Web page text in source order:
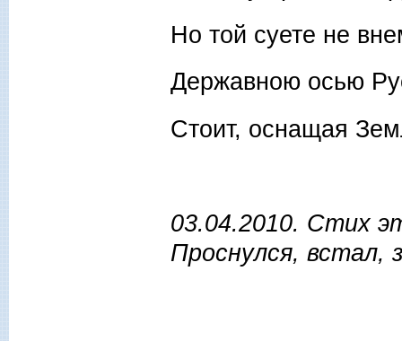
Но той суете не
Державною осью
Стоит, оснащая
03.04.2010. Стих
Проснулся, встал,